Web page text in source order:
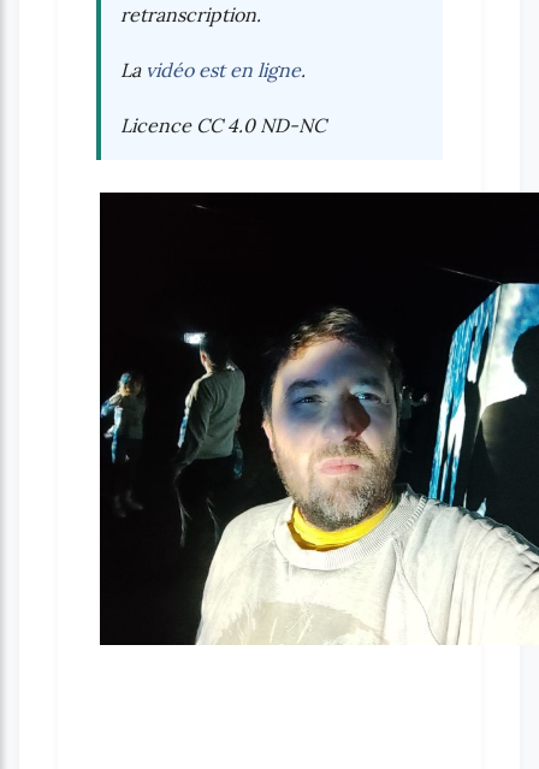
retranscription.
La vidéo est en ligne.
Licence CC 4.0 ND-NC